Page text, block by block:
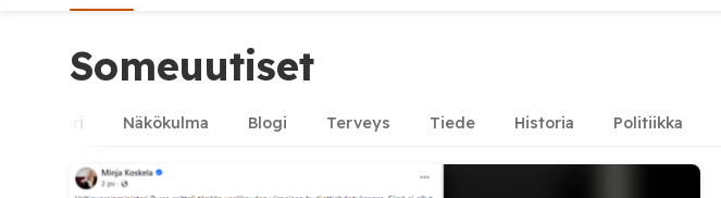
Someuutiset
Kulttuuri Näkökulma Blogi Terveys Tiede Historia Politiikka